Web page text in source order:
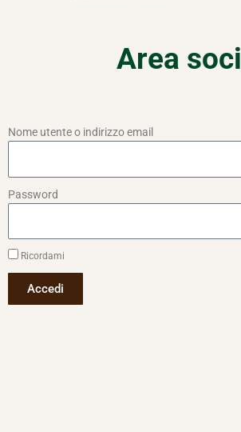
Area soci
Nome utente o indirizzo email
Password
Ricordami
Accedi